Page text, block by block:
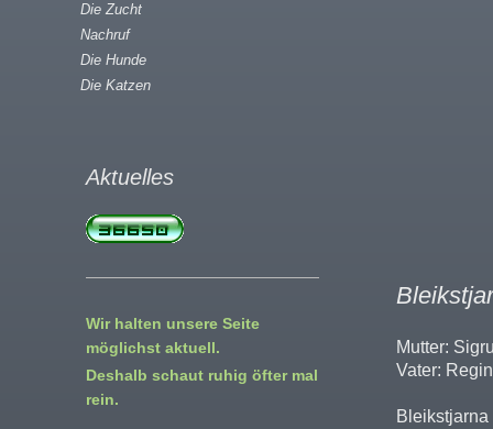
Mutter:
Vater:
Die Zucht
Nachruf
Die Hunde
Die Katzen
Aktuelles
Wir halten unsere Seite
möglichst aktuell.
Deshalb schaut ruhig öfter mal
rein.